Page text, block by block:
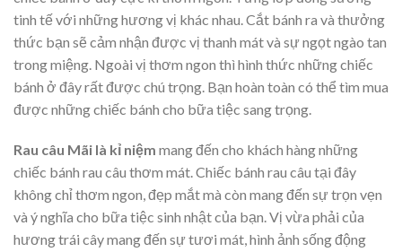
tinh tế với những hương vị khác nhau. Cắt bánh ra và thưởng
thức bạn sẽ cảm nhận được vị thanh mát và sự ngọt ngào tan
trong miệng. Ngoài vị thơm ngon thì hình thức những chiếc
bánh ở đây rất được chú trọng. Bạn hoàn toàn có thể tìm mua
được những chiếc bánh cho bữa tiệc sang trọng.
Rau câu Mãi là kỉ niệm mang đến cho khách hàng những
chiếc bánh rau câu thơm mát. Chiếc bánh rau câu tại đây
không chỉ thơm ngon, đẹp mắt mà còn mang đến sự trọn vẹn
và ý nghĩa cho bữa tiệc sinh nhật của bạn. Vị vừa phải của
hương trái cây mang đến sự tươi mát, hình ảnh sống động